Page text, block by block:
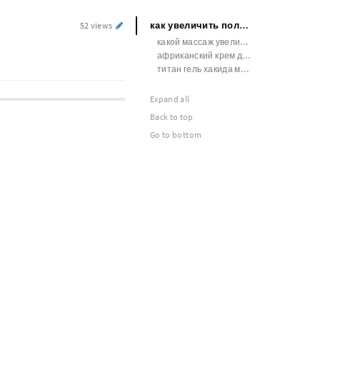
52 views как увеличить половой член дома
какой массаж увеличивает член
африканский крем для увеличения члена
титан гель хакида маълумот узбек тилида
Expand all
Back to top
Go to bottom